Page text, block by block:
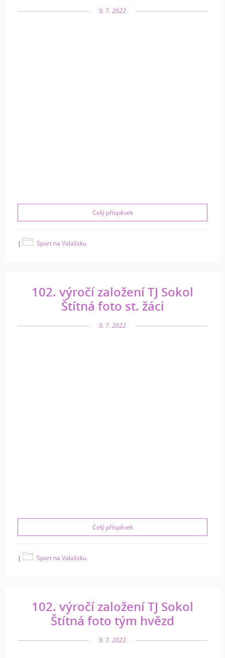
9. 7. 2022
Celý příspěvek
| Sport na Valašsku
102. výročí založení TJ Sokol
Štítná foto st. žáci
9. 7. 2022
Celý příspěvek
| Sport na Valašsku
102. výročí založení TJ Sokol
Štítná foto tým hvězd
9. 7. 2022